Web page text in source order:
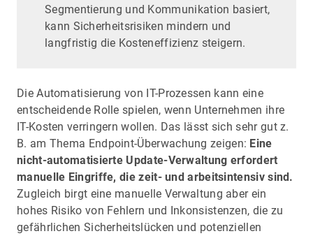
Segmentierung und Kommunikation basiert,
kann Sicherheitsrisiken mindern und
langfristig die Kosteneffizienz steigern.
Die Automatisierung von IT-Prozessen kann eine
entscheidende Rolle spielen, wenn Unternehmen ihre
IT-Kosten verringern wollen. Das lässt sich sehr gut z.
B. am Thema Endpoint-Überwachung zeigen: Eine
nicht-automatisierte Update-Verwaltung erfordert
manuelle Eingriffe, die zeit- und arbeitsintensiv sind.
Zugleich birgt eine manuelle Verwaltung aber ein
hohes Risiko von Fehlern und Inkonsistenzen, die zu
gefährlichen Sicherheitslücken und potenziellen